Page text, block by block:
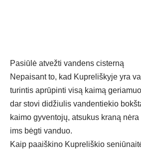
Pasiūlė atvežti vandens cisterną
Nepaisant to, kad Kupreliškyje yra
turintis aprūpinti visą kaimą
dar stovi didžiulis vandentiekio
kaimo gyventojų, atsukus kraną
ims bėgti vanduo.
Kaip paaiškino Kupreliškio